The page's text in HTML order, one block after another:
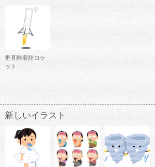
垂直離着陸ロケ
ット
新しいイラスト